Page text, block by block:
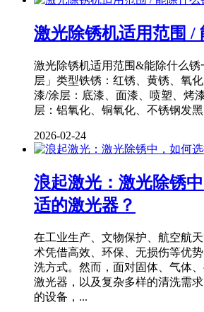
激光除锈机适用范围 /
激光除锈机适用范围&能除什么锈
层」类型铁锈：红锈、黄锈、氧
漆/涂层：底漆、面漆、喷塑、烤
层：铝氧化、铜氧化、不锈钢发
2026-02-24
浪起激光：激光除锈
适的激光器？
在工业生产、文物保护、航空航
术凭借高效、环保、无损伤等优
洗方式。然而，面对固体、气体
激光器，以及复杂多样的清洗需
的设备，...